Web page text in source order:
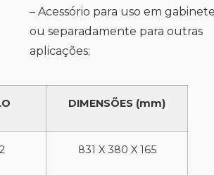
– Acessório para uso em
ou separadamente para outras
aplicações;
DIMENSÕES (mm)
831 X 380 X 165